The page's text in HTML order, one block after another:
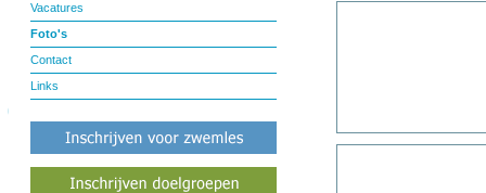
Vacatures
Foto's
Contact
Links